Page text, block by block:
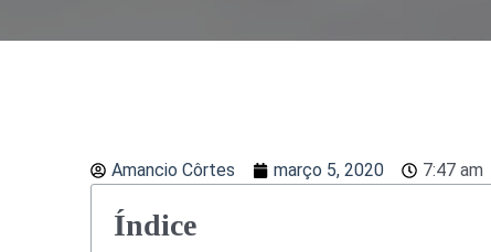
Amancio Côrtes março 5, 2020 7:47 am
Índice